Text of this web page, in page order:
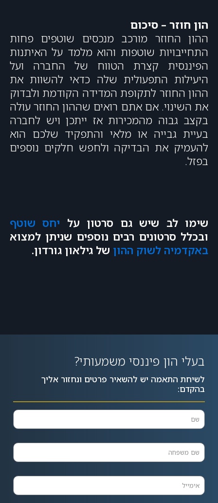
הון חוזר – סיכום
ההון החוזר מורכב מנכסים שוטפים פחות
התחייבויות שוטפות והוא מלמד על האיתנות
הפיננסית קצרת הטווח של החברה ועל
היעילות התפעולית שלה כדאי להשוות את
ההון החוזר לתקופת המדידה הקודמת ולבדוק
את השינוי. אם אתם רואים שההון החוזר עולה
בקצב גבוה מהמכירות אז ייתכן ויש לחברה
בעיית גבייה או מלאי והתפקיד שלכם הוא
להעמיק את הבדיקה ולחפש חלקים נוספים
בפזל.
שימו לב שיש גם סרטון על יחס שוטף
ובכלל סרטונים רבים נוספים שניתן למצוא
באקדמיה לשוק ההון של גילאון גורדון.
בעלי הון פיננסי משמעותי?
לשיחת התאמה יש להשאיר פרטים ונחזור אליך
בהקדם: